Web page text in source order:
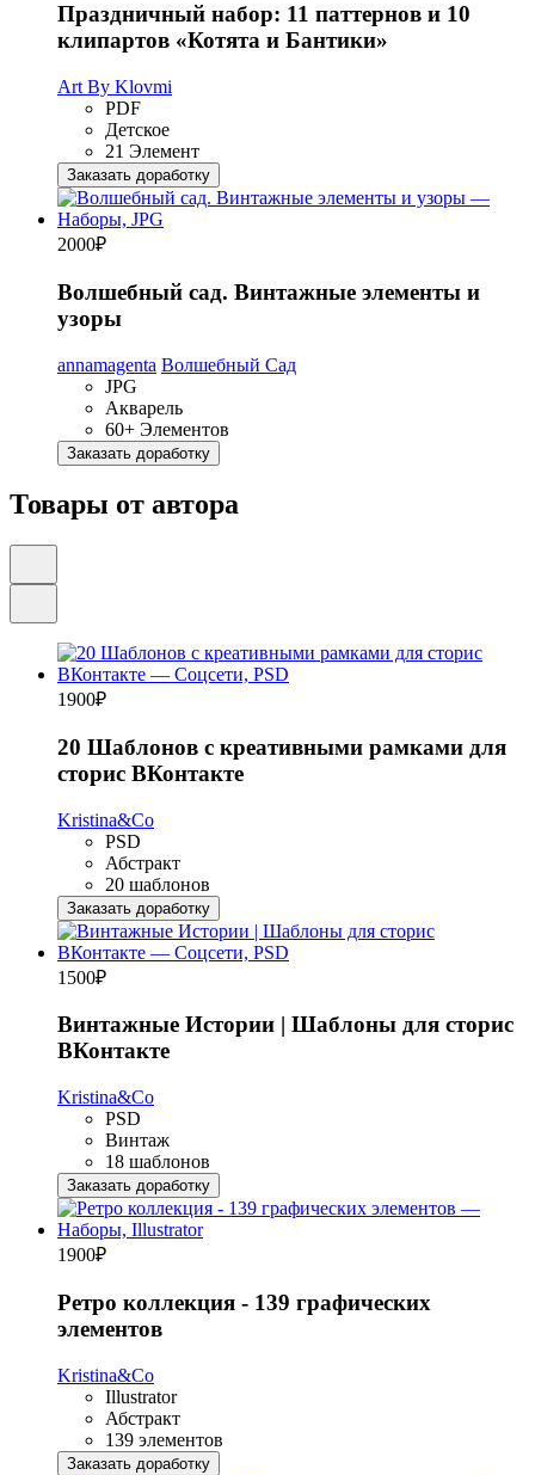
Праздничный набор: 11 паттернов и 10
клипартов «Котята и Бантики»
Art By Klovmi
PDF
Детское
21 Элемент
Заказать доработку
2000₽
Волшебный сад. Винтажные элементы и
узоры
annamagenta Волшебный Сад
JPG
Акварель
60+ Элементов
Заказать доработку
Товары от автора
1900₽
20 Шаблонов с креативными рамками для
сторис ВКонтакте
Kristina&Co
PSD
Абстракт
20 шаблонов
Заказать доработку
1500₽
Винтажные Истории | Шаблоны для сторис
ВКонтакте
Kristina&Co
PSD
Винтаж
18 шаблонов
Заказать доработку
1900₽
Ретро коллекция - 139 графических
элементов
Kristina&Co
Illustrator
Абстракт
139 элементов
Заказать доработку